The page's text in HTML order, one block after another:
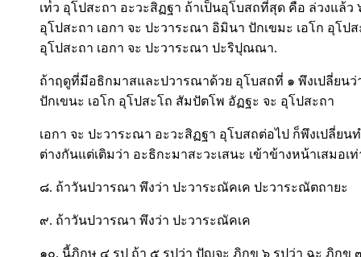
เท๎ว อุโปสะถา อะวะสิฏฐา ถ้าเป็นอุโบสถที่สุด คือ ล่วงแล้
อุโปสะถา เอกา จะ ปะวาระณา อิมินา ปักเขมะ เอโก อุโ
อุโปสะถา เอกา จะ ปะวาระณา ปะริปุณณา.
ถ้าฤดูที่มีอธิกมาสและปวารณาด้วย อุโบสถที่ ๑ พึงเปลี่ยนว่
ปักเขนะ เอโก อุโปสะโถ สัมปัตโพ อัฏฐะ จะ อุโปสะถา
เอกา จะ ปะวาระณา อะวะสิฏฐา อุโบสถต่อไป ก็พึงเปลี่ย
ต่างกันแต่เติมว่า อะธิกะมาสะวะเสนะ เข้าข้างหน้าเสมอเ
๘. ถ้าวันปวารณา พึงว่า ปะวาระณัคเค ปะวาระณัตถายะ
๙. ถ้าวันปวารณา พึงว่า ปะวาระณัคเค
๑๐. นี้ภิกษุ ๔ รูป ถ้า ๕ รูปว่า ปัญจะ ภิกขู ๖ รูปว่า ฉะ ภิกขู